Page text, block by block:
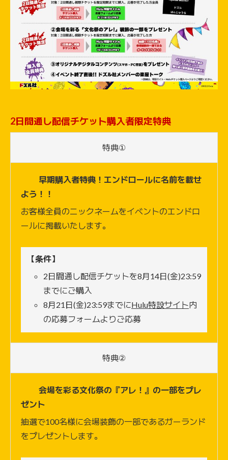
2日間通し配信チケット購入者限定特典
特典①
早期購入者特典！エンドロールに名前を載せ
よう！！
お客様全員のニックネームをイベントのエンドロ
ールに掲載いたします。
【条件】
2日間通し配信チケットを8月14日(金)23:59
までにご購入
8月21日(金)23:59までにHulu特設サイト内
の応募フォームよりご応募
特典②
会場を彩る文化祭の『アレ！』の一部をプレ
ゼント
抽選で100名様に会場装飾の一部であるガーランド
をプレゼントします。